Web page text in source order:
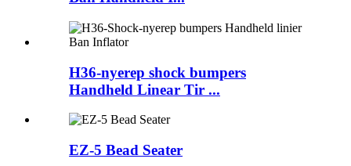
H36-nyerep shock bumpers
Handheld Linear Tir ...
EZ-5 Bead Seater